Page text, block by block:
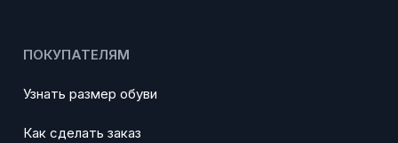
ПОКУПАТЕЛЯМ
Узнать размер обуви
Как сделать заказ